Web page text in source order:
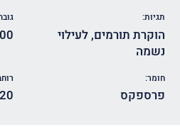
תגיות:
הוקרת תורמים, לעילוי
נשמה
חומר:
פרספקס